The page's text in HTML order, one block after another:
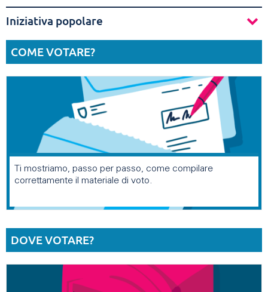
Iniziativa popolare
COME VOTARE?
Ti mostriamo, passo per passo, come compilare
correttamente il materiale di voto.
DOVE VOTARE?